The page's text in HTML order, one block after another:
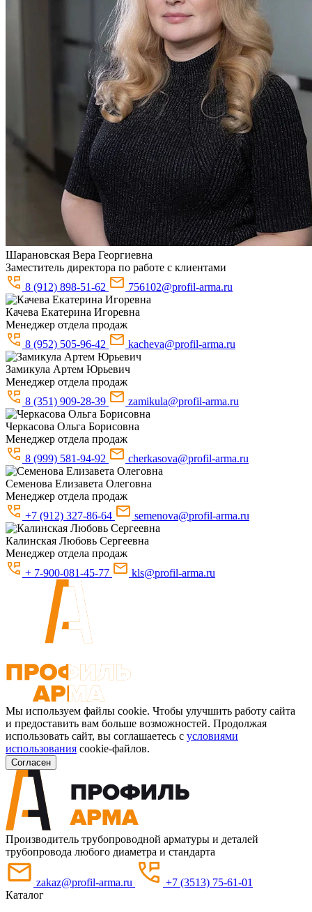
Шарановская Вера Георгиевна
Заместитель директора по работе с клиентами
8 (912) 898-51-62
756102@profil-arma.ru
Качева Екатерина Игоревна
Менеджер отдела продаж
8 (952) 505-96-42
kacheva@profil-arma.ru
Замикула Артем Юрьевич
Менеджер отдела продаж
8 (351) 909-28-39
zamikula@profil-arma.ru
Черкасова Ольга Борисовна
Менеджер отдела продаж
8 (999) 581-94-92
cherkasova@profil-arma.ru
Семенова Елизавета Олеговна
Менеджер отдела продаж
+7 (912) 327-86-64
semenova@profil-arma.ru
Калинская Любовь Сергеевна
Менеджер отдела продаж
+ 7-900-081-45-77
kls@profil-arma.ru
Мы используем файлы cookie. Чтобы улучшить работу сайта
и предоставить вам больше возможностей. Продолжая
использовать сайт, вы соглашаетесь с условиями
использования cookie-файлов.
Согласен
Производитель трубопроводной арматуры и деталей
трубопровода любого диаметра и стандарта
zakaz@profil-arma.ru
+7 (3513) 75-61-01
Каталог